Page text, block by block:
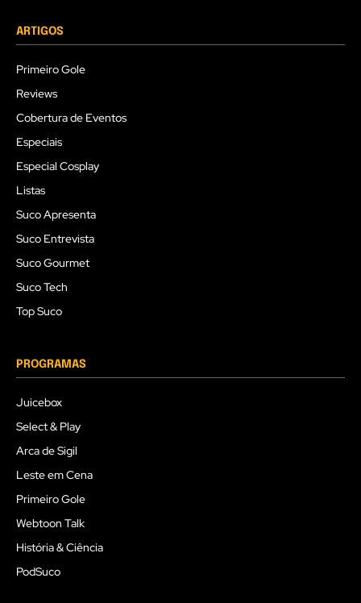
ARTIGOS
Primeiro Gole
Reviews
Cobertura de Eventos
Especiais
Especial Cosplay
Listas
Suco Apresenta
Suco Entrevista
Suco Gourmet
Suco Tech
Top Suco
PROGRAMAS
Juicebox
Select & Play
Arca de Sigil
Leste em Cena
Primeiro Gole
Webtoon Talk
História & Ciência
PodSuco